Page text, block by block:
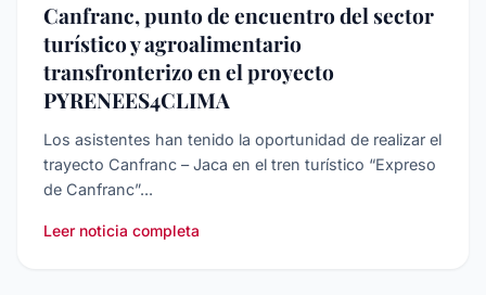
Canfranc, punto de encuentro del sector
turístico y agroalimentario
transfronterizo en el proyecto
PYRENEES4CLIMA
Los asistentes han tenido la oportunidad de realizar el
trayecto Canfranc – Jaca en el tren turístico “Expreso
de Canfranc”...
Leer noticia completa